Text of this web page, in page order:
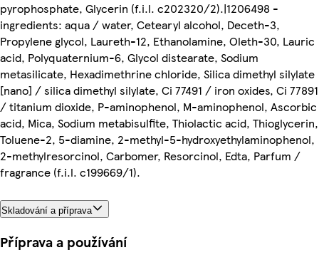
pyrophosphate, Glycerin (f.i.l. c202320/2).|1206498 -
ingredients: aqua / water, Cetearyl alcohol, Deceth-3,
Propylene glycol, Laureth-12, Ethanolamine, Oleth-30, Lauric
acid, Polyquaternium-6, Glycol distearate, Sodium
metasilicate, Hexadimethrine chloride, Silica dimethyl silylate
[nano] / silica dimethyl silylate, Ci 77491 / iron oxides, Ci 77891
/ titanium dioxide, P-aminophenol, M-aminophenol, Ascorbic
acid, Mica, Sodium metabisulfite, Thiolactic acid, Thioglycerin,
Toluene-2, 5-diamine, 2-methyl-5-hydroxyethylaminophenol,
2-methylresorcinol, Carbomer, Resorcinol, Edta, Parfum /
fragrance (f.i.l. c199669/1).
Skladování a příprava
Příprava a používání